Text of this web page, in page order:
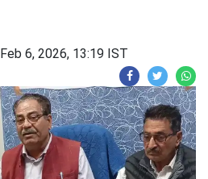
Feb 6, 2026, 13:19 IST